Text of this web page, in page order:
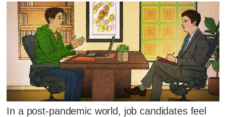
In a post-pandemic world, job candidates feel